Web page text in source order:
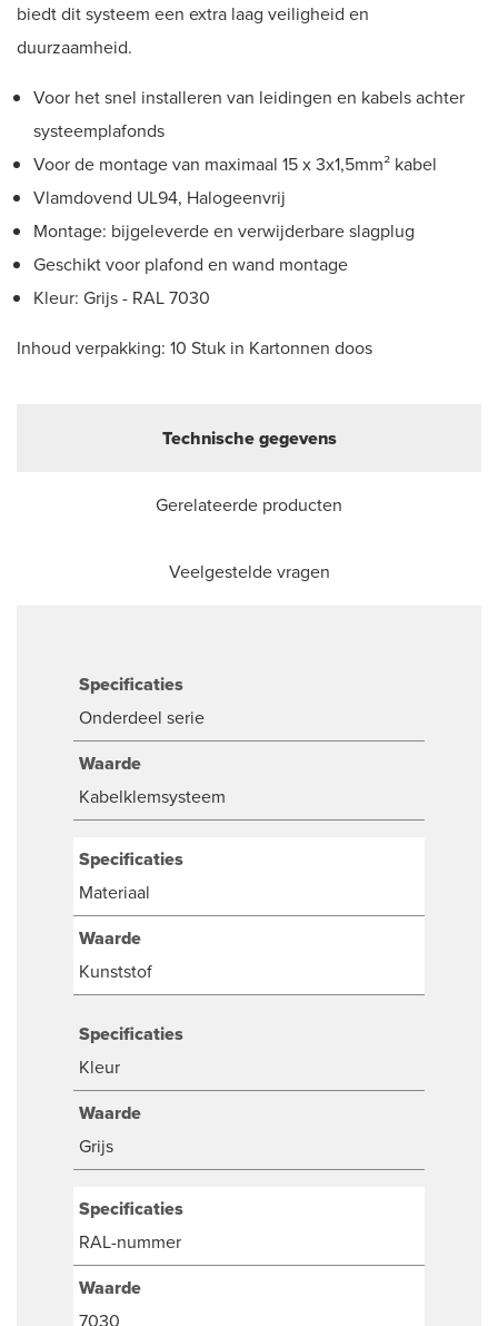
biedt dit systeem een extra laag veiligheid en
duurzaamheid.
Voor het snel installeren van leidingen en kabels achter
systeemplafonds
Voor de montage van maximaal 15 x 3x1,5mm² kabel
Vlamdovend UL94, Halogeenvrij
Montage: bijgeleverde en verwijderbare slagplug
Geschikt voor plafond en wand montage
Kleur: Grijs - RAL 7030
Inhoud verpakking: 10 Stuk in Kartonnen doos
Technische gegevens
Gerelateerde producten
Veelgestelde vragen
Specificaties
Onderdeel serie
Waarde
Kabelklemsysteem
Specificaties
Materiaal
Waarde
Kunststof
Specificaties
Kleur
Waarde
Grijs
Specificaties
RAL-nummer
Waarde